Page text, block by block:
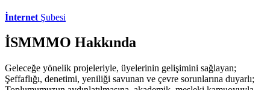
İnternet Şubesi
İSMMMO Hakkında
Geleceğe yönelik projeleriyle, üyelerinin gelişimini sağlayan;
Şeffaflığı, denetimi, yeniliği savunan ve çevre sorunlarına duyarlı;